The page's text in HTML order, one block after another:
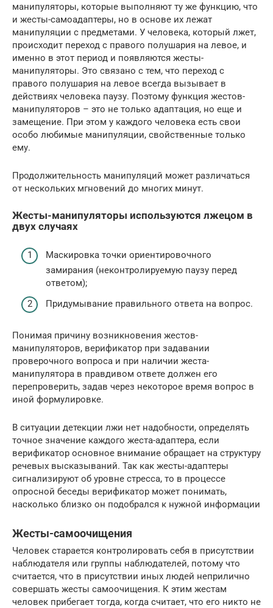
манипуляторы, которые выполняют ту же функцию, что
и жесты-самоадаптеры, но в основе их лежат
манипуляции с предметами. У человека, который лжет,
происходит переход с правого полушария на левое, и
именно в этот период и появляются жесты-
манипуляторы. Это связано с тем, что переход с
правого полушария на левое всегда вызывает в
действиях человека паузу. Поэтому функция жестов-
манипуляторов – это не только адаптация, но еще и
замещение. При этом у каждого человека есть свои
особо любимые манипуляции, свойственные только
ему.
Продолжительность манипуляций может различаться
от нескольких мгновений до многих минут.
Жесты-манипуляторы используются лжецом в
двух случаях
Маскировка точки ориентировочного
замирания (неконтролируемую паузу перед
ответом);
Придумывание правильного ответа на вопрос.
Понимая причину возникновения жестов-
манипуляторов, верификатор при задавании
проверочного вопроса и при наличии жеста-
манипулятора в правдивом ответе должен его
перепроверить, задав через некоторое время вопрос в
иной формулировке.
В ситуации детекции лжи нет надобности, определять
точное значение каждого жеста-адаптера, если
верификатор основное внимание обращает на структуру
речевых высказываний. Так как жесты-адаптеры
сигнализируют об уровне стресса, то в процессе
опросной беседы верификатор может понимать,
насколько близко он подобрался к нужной информации
Жесты-самоочищения
Человек старается контролировать себя в присутствии
наблюдателя или группы наблюдателей, потому что
считается, что в присутствии иных людей неприлично
совершать жесты самоочищения. К этим жестам
человек прибегает тогда, когда считает, что его никто не